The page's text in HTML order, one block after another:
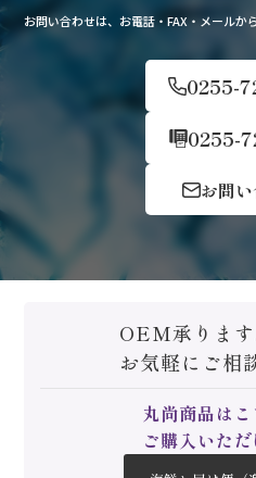
お問い合わせは、お電話・FAX・メールか
0255-
0255-
お問
OEM承ります
お気軽にご相
丸尚商品は
ご購入いた